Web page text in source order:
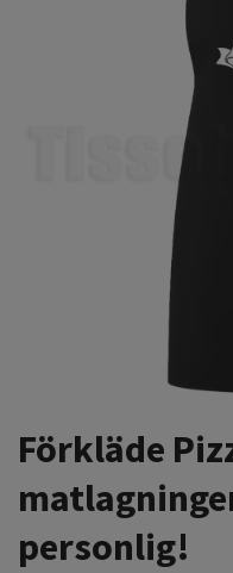
Förkläde
personlig!